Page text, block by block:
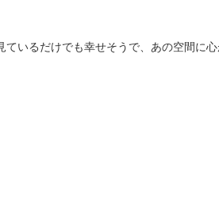
いるだけでも幸せそうで、あの空間に